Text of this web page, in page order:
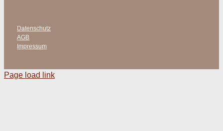
Datenschutz
AGB
Impressum
Page load link